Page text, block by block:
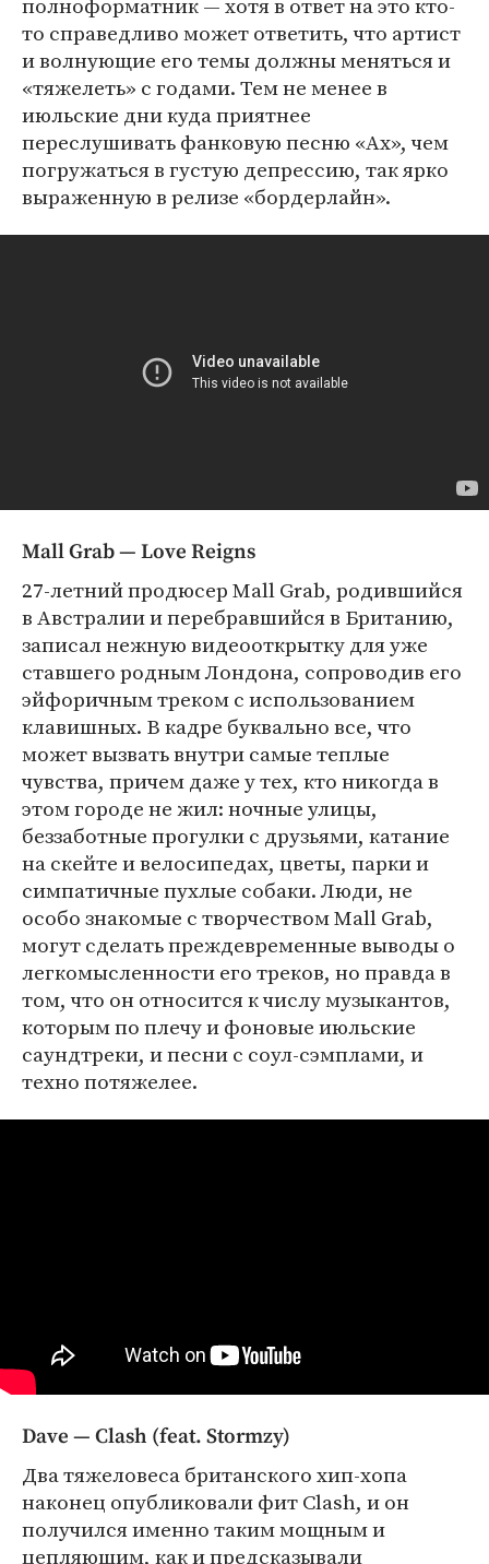
то справедливо может ответить, что артист
и волнующие его темы должны меняться и
«тяжелеть» с годами. Тем не менее в
июльские дни куда приятнее
переслушивать фанковую песню «Ах», чем
погружаться в густую депрессию, так ярко
выраженную в релизе «бордерлайн».
Mall Grab — Love Reigns
27-летний продюсер Mall Grab, родившийся
в Австралии и перебравшийся в Британию,
записал нежную видеооткрытку для уже
ставшего родным Лондона, сопроводив его
эйфоричным треком с использованием
клавишных. В кадре буквально все, что
может вызвать внутри самые теплые
чувства, причем даже у тех, кто никогда в
этом городе не жил: ночные улицы,
беззаботные прогулки с друзьями, катание
на скейте и велосипедах, цветы, парки и
симпатичные пухлые собаки. Люди, не
особо знакомые с творчеством Mall Grab,
могут сделать преждевременные выводы о
легкомысленности его треков, но правда в
том, что он относится к числу музыкантов,
которым по плечу и фоновые июльские
саундтреки, и песни с соул-сэмплами, и
техно потяжелее.
Dave — Clash (feat. Stormzy)
Два тяжеловеса британского хип-хопа
наконец опубликовали фит Clash, и он
получился именно таким мощным и
цепляющим, как и предсказывали